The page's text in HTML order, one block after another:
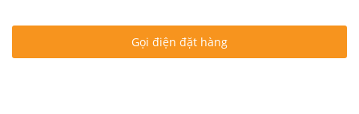
Gọi điện đặt hàng